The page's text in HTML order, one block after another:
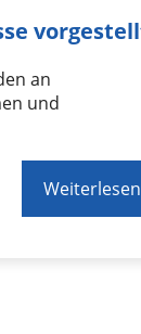
an
und
Weiterlesen